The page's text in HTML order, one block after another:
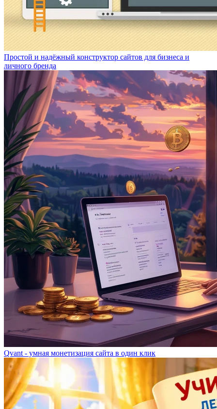
Простой и надёжный конструктор сайтов для бизнеса и
личного бренда
Qvant - умная монетизация сайта в один клик